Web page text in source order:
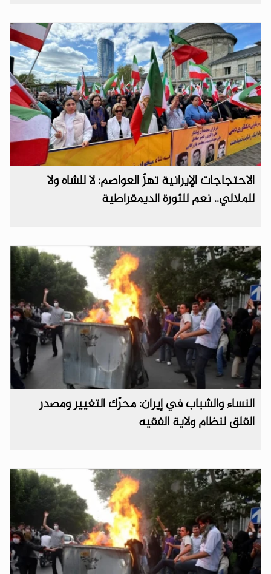
الاحتجاجات الإيرانية تهزّ العواصم: لا للشاه ولا
للملالي.. نعم للثورة الديمقراطية
النساء والشباب في إيران: محرّك التغيير ومصدر
القلق لنظام ولاية الفقيه